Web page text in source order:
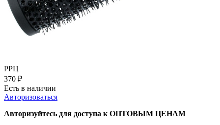
РРЦ
370 ₽
Есть в наличии
Авторизоваться
Авторизуйтесь для доступа к ОПТОВЫМ ЦЕНАМ